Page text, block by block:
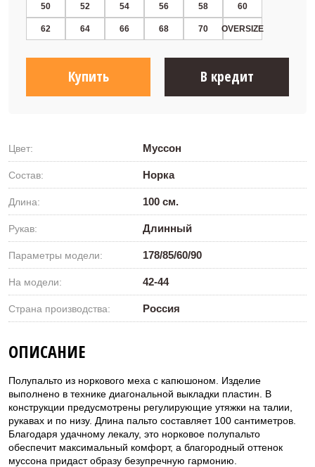
125 800 ₽
50 52 54 56 58 60
62 64 66 68 70 OVERSIZE
Купить В кредит
Цвет: Муссон
Состав: Норка
Длина: 100 см.
Рукав: Длинный
Параметры модели: 178/85/60/90
На модели: 42-44
Страна производства: Россия
ОПИСАНИЕ
Полупальто из норкового меха с капюшоном. Изделие
выполнено в технике диагональной выкладки пластин. В
конструкции предусмотрены регулирующие утяжки на талии,
рукавах и по низу. Длина пальто составляет 100 сантиметров.
Благодаря удачному лекалу, это норковое полупальто
обеспечит максимальный комфорт, а благородный оттенок
муссона придаст образу безупречную гармонию.